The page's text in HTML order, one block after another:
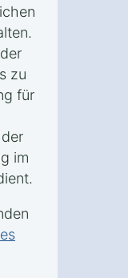
zu
für
im